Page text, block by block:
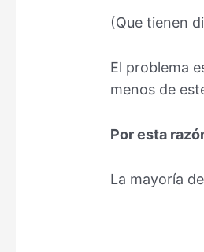
(Que tienen
El problema
menos de
Por esta
La mayoría de